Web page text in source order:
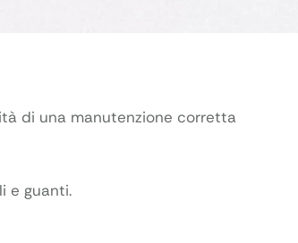
di una manutenzione corretta
e guanti.